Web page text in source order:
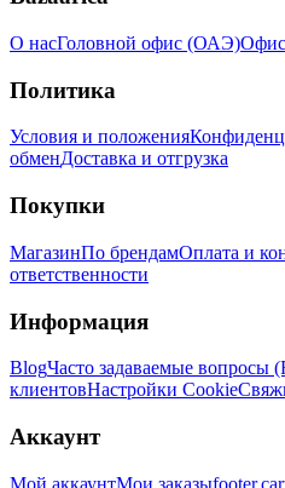
О насГоловной офис (ОАЭ)Офис
Политика
Условия и положения
обменДоставка и отгрузка
Покупки
МагазинПо брендамОплата и
ответственности
Информация
BlogЧасто задаваемые вопросы
клиентовНастройки Cookie
Аккаунт
Мой аккаунтМои заказы